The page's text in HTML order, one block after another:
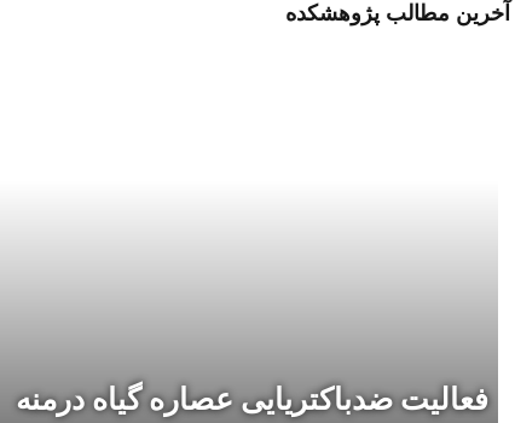
آخرین مطالب پژوهشکده
فعالیت ضدباکتریایی عصاره گیاه درمنه